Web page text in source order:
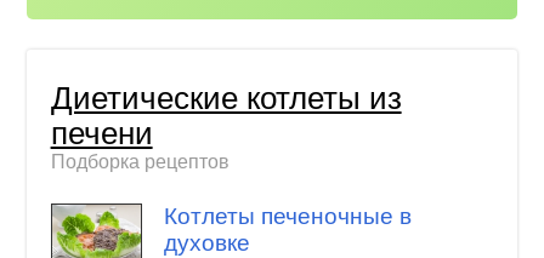
Диетические котлеты из
печени
Подборка рецептов
Котлеты печеночные в
духовке